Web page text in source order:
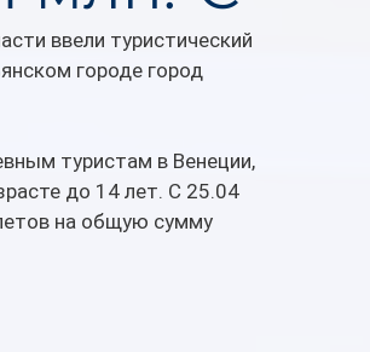
ввели туристический
городе город
туристам в Венеции,
до 14 лет. С 25.04
на общую сумму